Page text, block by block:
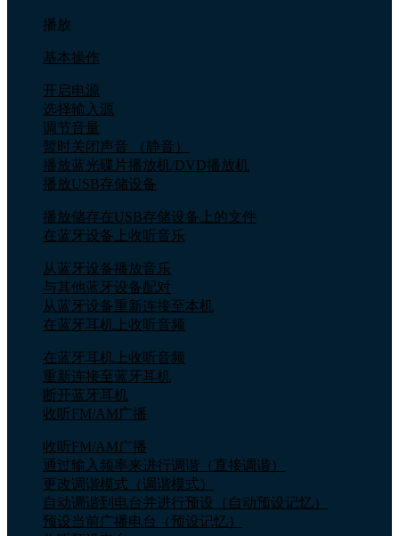
播放
基本操作
开启电源
选择输入源
调节音量
暂时关闭声音 （静音）
播放蓝光碟片播放机/DVD播放机
播放USB存储设备
播放储存在USB存储设备上的文件
在蓝牙设备上收听音乐
从蓝牙设备播放音乐
与其他蓝牙设备配对
从蓝牙设备重新连接至本机
在蓝牙耳机上收听音频
在蓝牙耳机上收听音频
重新连接至蓝牙耳机
断开蓝牙耳机
收听FM/AM广播
收听FM/AM广播
通过输入频率来进行调谐（直接调谐）
更改调谐模式（调谐模式）
自动调谐到电台并进行预设（自动预设记忆）
预设当前广播电台（预设记忆）